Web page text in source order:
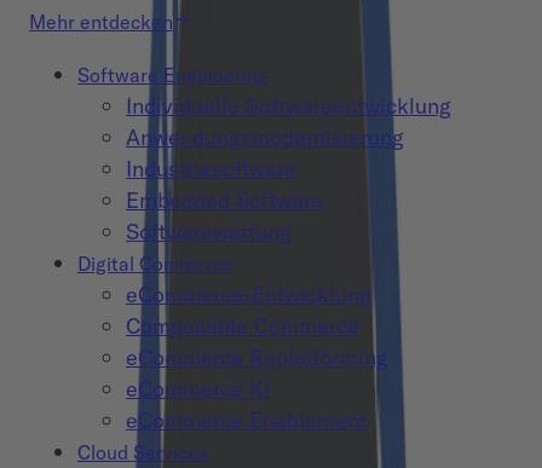
Mehr entdecken
Software Engineering
Individuelle Softwareentwicklung
Anwendungsmodernisierung
Industriesoftware
Embedded Software
Softwarewartung
Digital Commerce
eCommerce-Entwicklung
Composable Commerce
eCommerce Replatforming
eCommerce KI
eCommerce Enablement
Cloud Services